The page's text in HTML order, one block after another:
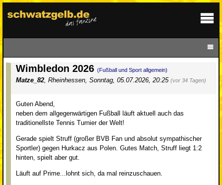
Wimbledon 2026 (Fußball und Sport allgemein)
Matze_82, Rheinhessen, Sonntag, 05.07.2026, 20:25 (vor 34 Tagen)
Guten Abend,
neben dem allgegenwärtigen Fußball läuft aktuell auch das
traditionellste Tennis Turnier der Welt!
Gerade spielt Struff (großer BVB Fan und absolut sympathischer
Sportler) gegen Hurkacz aus Polen. Gutes Match, Struff liegt 1:2
hinten, spielt aber gut.
Läuft auf Prime...lohnt sich, da mal reinzuschauen.